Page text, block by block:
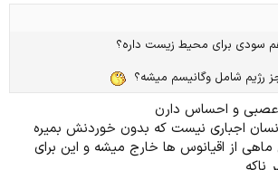
سودی برای محیط زیست داره؟
رژیم شامل وگانیسم میشه؟
و احساس دارن
اجباری نیست که بدون خوردنش بمیره
تن ماهی از اقیانوس ها خارج میشه و این برای